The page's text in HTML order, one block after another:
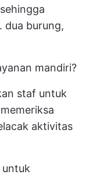
dua burung,
mandiri?
staf untuk
aktivitas